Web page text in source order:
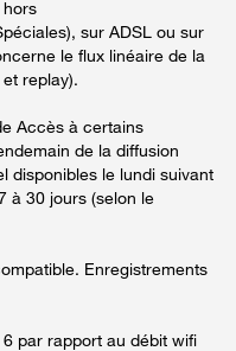
hors
sur ADSL ou sur
le flux linéaire de la
replay).
Accès à certains
de la diffusion
disponibles le lundi suivant
à 30 jours (selon le
Enregistrements
par rapport au débit wifi